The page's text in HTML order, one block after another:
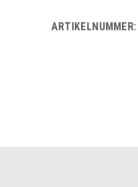
ARTIKELNUMMER: